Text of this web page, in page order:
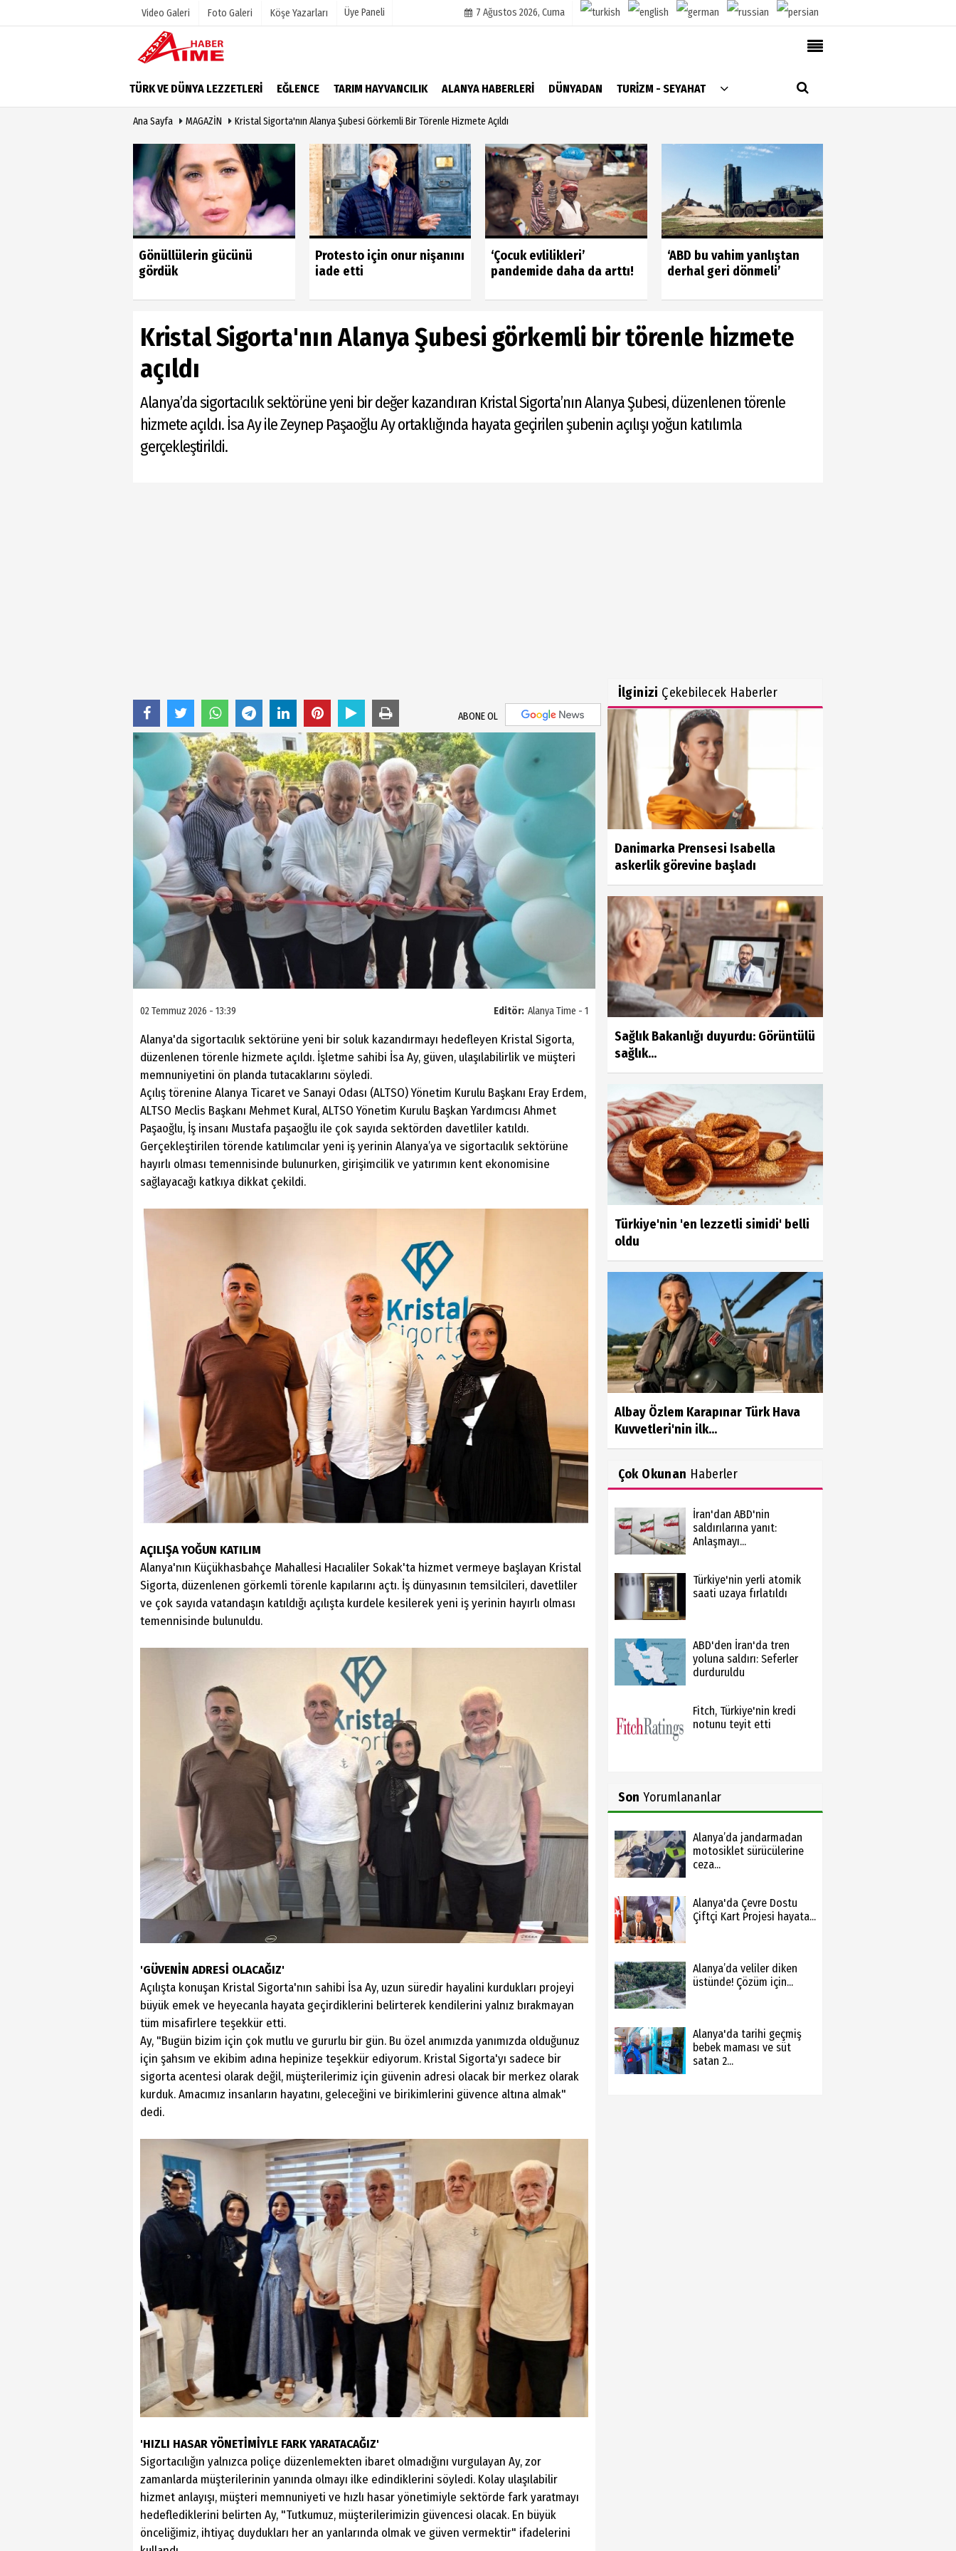
Video Galeri Foto Galeri Köşe Yazarları Üye Paneli 7 Ağustos 2026, Cuma
TÜRK VE DÜNYA LEZZETLERİ EĞLENCE TARIM HAYVANCILIK ALANYA HABERLERİ DÜNYADAN TURİZM - SEYAHAT
Haber Arşivi
Hava Durumu
Gazete Manşetleri
Anketler
Biyografiler
Köşe Yazarları
Video Galeri
Foto Galeri
AlanyaTime TV
Moovit
Künye
Ana Sayfa MAGAZİN Kristal Sigorta'nın Alanya Şubesi Görkemli Bir Törenle Hizmete Açıldı
Gönüllülerin gücünü
gördük
Protesto için onur nişanını
iade etti
‘Çocuk evlilikleri’
pandemide daha da arttı!
‘ABD bu vahim yanlıştan
derhal geri dönmeli’
Kristal Sigorta'nın Alanya Şubesi görkemli bir törenle hizmete
açıldı
Alanya’da sigortacılık sektörüne yeni bir değer kazandıran Kristal Sigorta’nın Alanya Şubesi, düzenlenen törenle
hizmete açıldı. İsa Ay ile Zeynep Paşaoğlu Ay ortaklığında hayata geçirilen şubenin açılışı yoğun katılımla
gerçekleştirildi.
ABONE OL
Editör: Alanya Time - 1
02 Temmuz 2026 - 13:39
Alanya'da sigortacılık sektörüne yeni bir soluk kazandırmayı hedefleyen Kristal Sigorta,
düzenlenen törenle hizmete açıldı. İşletme sahibi İsa Ay, güven, ulaşılabilirlik ve müşteri
memnuniyetini ön planda tutacaklarını söyledi.
Açılış törenine Alanya Ticaret ve Sanayi Odası (ALTSO) Yönetim Kurulu Başkanı Eray Erdem,
ALTSO Meclis Başkanı Mehmet Kural, ALTSO Yönetim Kurulu Başkan Yardımcısı Ahmet
Paşaoğlu, İş insanı Mustafa paşaoğlu ile çok sayıda sektörden davetliler katıldı.
Gerçekleştirilen törende katılımcılar yeni iş yerinin Alanya’ya ve sigortacılık sektörüne
hayırlı olması temennisinde bulunurken, girişimcilik ve yatırımın kent ekonomisine
sağlayacağı katkıya dikkat çekildi.
AÇILIŞA YOĞUN KATILIM
Alanya'nın Küçükhasbahçe Mahallesi Hacıaliler Sokak'ta hizmet vermeye başlayan Kristal
Sigorta, düzenlenen görkemli törenle kapılarını açtı. İş dünyasının temsilcileri, davetliler
ve çok sayıda vatandaşın katıldığı açılışta kurdele kesilerek yeni iş yerinin hayırlı olması
temennisinde bulunuldu.
'GÜVENİN ADRESİ OLACAĞIZ'
Açılışta konuşan Kristal Sigorta'nın sahibi İsa Ay, uzun süredir hayalini kurdukları projeyi
büyük emek ve heyecanla hayata geçirdiklerini belirterek kendilerini yalnız bırakmayan
tüm misafirlere teşekkür etti.
Ay, "Bugün bizim için çok mutlu ve gururlu bir gün. Bu özel anımızda yanımızda olduğunuz
için şahsım ve ekibim adına hepinize teşekkür ediyorum. Kristal Sigorta'yı sadece bir
sigorta acentesi olarak değil, müşterilerimiz için güvenin adresi olacak bir merkez olarak
kurduk. Amacımız insanların hayatını, geleceğini ve birikimlerini güvence altına almak"
dedi.
'HIZLI HASAR YÖNETİMİYLE FARK YARATACAĞIZ'
Sigortacılığın yalnızca poliçe düzenlemekten ibaret olmadığını vurgulayan Ay, zor
zamanlarda müşterilerinin yanında olmayı ilke edindiklerini söyledi. Kolay ulaşılabilir
hizmet anlayışı, müşteri memnuniyeti ve hızlı hasar yönetimiyle sektörde fark yaratmayı
hedeflediklerini belirten Ay, "Tutkumuz, müşterilerimizin güvencesi olacak. En büyük
önceliğimiz, ihtiyaç duydukları her an yanlarında olmak ve güven vermektir" ifadelerini
İlginizi Çekebilecek Haberler
Danimarka Prensesi Isabella
askerlik görevine başladı
Sağlık Bakanlığı duyurdu: Görüntülü
sağlık...
Türkiye'nin 'en lezzetli simidi' belli
oldu
Albay Özlem Karapınar Türk Hava
Kuvvetleri'nin ilk...
Çok Okunan Haberler
İran'dan ABD'nin
saldırılarına yanıt:
Anlaşmayı...
Türkiye'nin yerli atomik
saati uzaya fırlatıldı
ABD'den İran'da tren
yoluna saldırı: Seferler
durduruldu
Fitch, Türkiye'nin kredi
notunu teyit etti
Son Yorumlananlar
Alanya’da jandarmadan
motosiklet sürücülerine
ceza...
Alanya'da Çevre Dostu
Çiftçi Kart Projesi hayata...
Alanya’da veliler diken
üstünde! Çözüm için...
Alanya'da tarihi geçmiş
bebek maması ve süt
satan 2...